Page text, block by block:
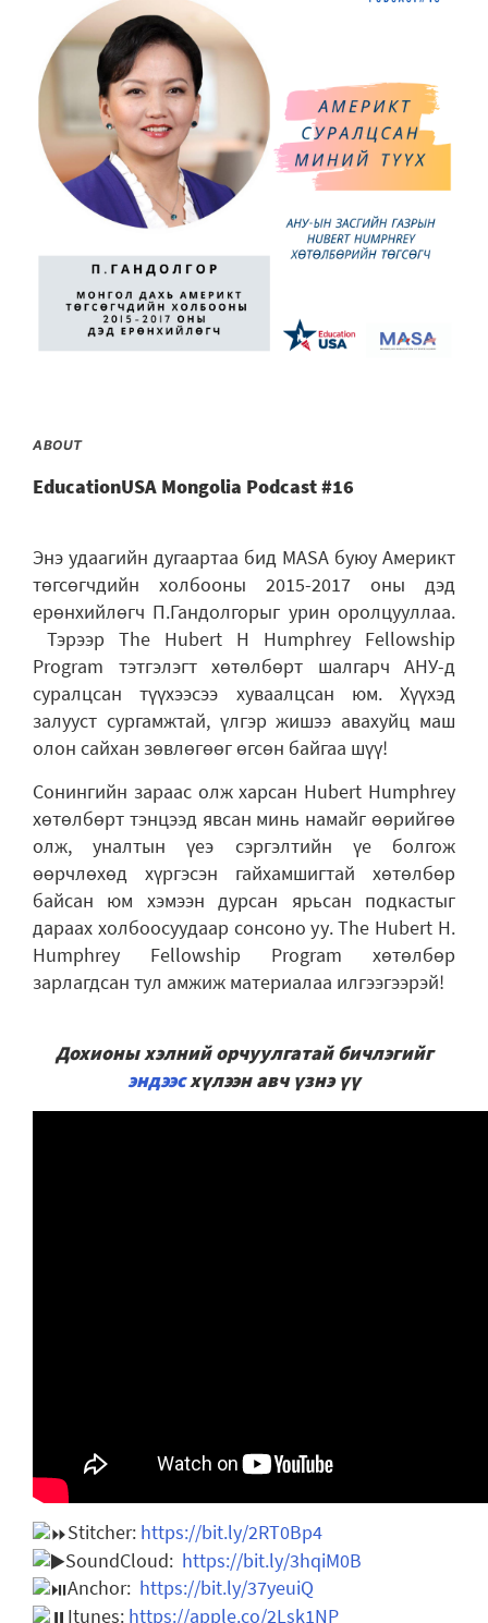
ABOUT
EducationUSA Mongolia Podcast #16
Энэ удаагийн дугаартаа бид MASA буюу Америкт
төгсөгчдийн холбооны 2015-2017 оны дэд
ерөнхийлөгч П.Гандолгорыг урин оролцууллаа.
Тэрээр The Hubert H Humphrey Fellowship
Program тэтгэлэгт хөтөлбөрт шалгарч АНУ-д
суралцсан түүхээсээ хуваалцсан юм. Хүүхэд
залууст сургамжтай, үлгэр жишээ авахуйц маш
олон сайхан зөвлөгөөг өгсөн байгаа шүү!
Сонингийн зараас олж харсан Hubert Humphrey
хөтөлбөрт тэнцээд явсан минь намайг өөрийгөө
олж, уналтын үеэ сэргэлтийн үе болгож
өөрчлөхөд хүргэсэн гайхамшигтай хөтөлбөр
байсан юм хэмээн дурсан ярьсан подкастыг
дараах холбоосуудаар сонсоно уу. The Hubert H.
Humphrey Fellowship Program хөтөлбөр
зарлагдсан тул амжиж материалаа илгээгээрэй!
Дохионы хэлний орчуулгатай бичлэгийг
эндээсхүлээн авч үзнэ үү
Stitcher: https://bit.ly/2RT0Bp4
SoundCloud: https://bit.ly/3hqiM0B
Anchor: https://bit.ly/37yeuiQ
Itunes: https://apple.co/2Lsk1NP